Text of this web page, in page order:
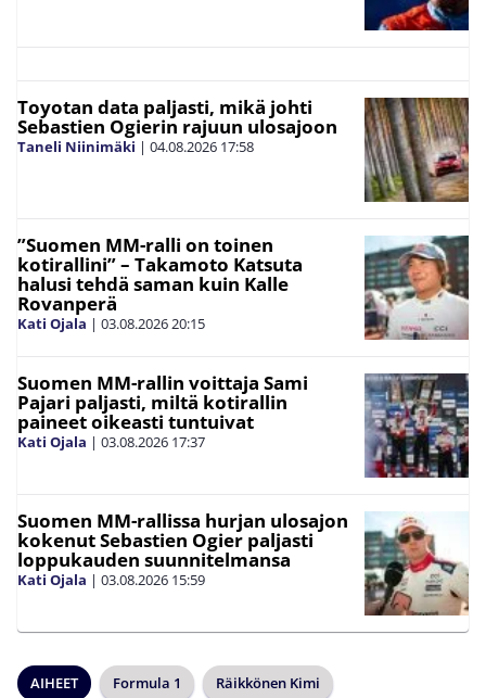
Toyotan data paljasti, mikä johti
Sebastien Ogierin rajuun ulosajoon
Taneli Niinimäki | 04.08.2026 17:58
”Suomen MM-ralli on toinen
kotirallini” – Takamoto Katsuta
halusi tehdä saman kuin Kalle
Rovanperä
Kati Ojala | 03.08.202620:15
Suomen MM-rallin voittaja Sami
Pajari paljasti, miltä kotirallin
paineet oikeasti tuntuivat
Kati Ojala | 03.08.2026 17:37
Suomen MM-rallissa hurjan ulosajon
kokenut Sebastien Ogier paljasti
loppukauden suunnitelmansa
Kati Ojala | 03.08.2026 15:59
AIHEET Formula 1 Räikkönen Kimi